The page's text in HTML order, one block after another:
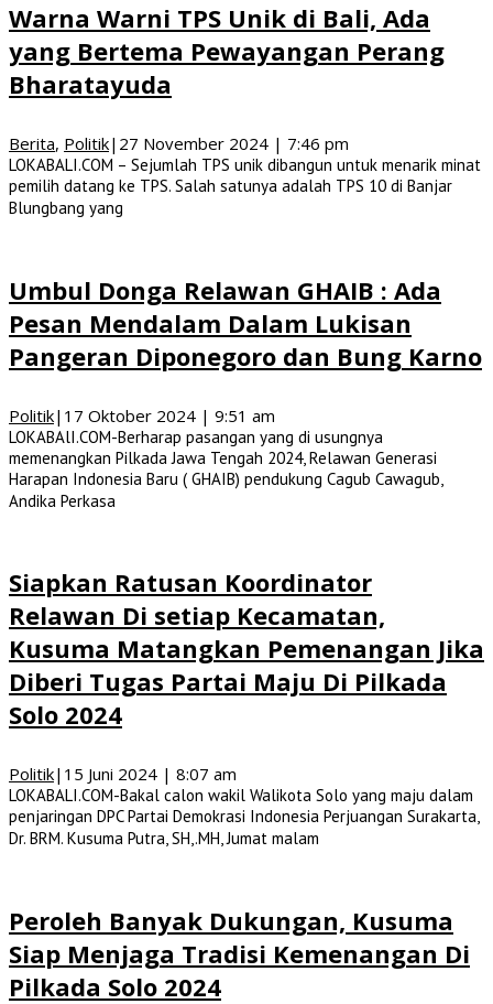
Warna Warni TPS Unik di Bali, Ada
yang Bertema Pewayangan Perang
Bharatayuda
Berita, Politik| 27 November 2024 | 7:46 pm
LOKABALI.COM – Sejumlah TPS unik dibangun untuk menarik minat
pemilih datang ke TPS. Salah satunya adalah TPS 10 di Banjar
Blungbang yang
Umbul Donga Relawan GHAIB : Ada
Pesan Mendalam Dalam Lukisan
Pangeran Diponegoro dan Bung Karno
Politik| 17 Oktober 2024 | 9:51 am
LOKABAlI.COM-Berharap pasangan yang di usungnya
memenangkan Pilkada Jawa Tengah 2024, Relawan Generasi
Harapan Indonesia Baru ( GHAIB) pendukung Cagub Cawagub,
Andika Perkasa
Siapkan Ratusan Koordinator
Relawan Di setiap Kecamatan,
Kusuma Matangkan Pemenangan Jika
Diberi Tugas Partai Maju Di Pilkada
Solo 2024
Politik| 15 Juni 2024 | 8:07 am
LOKABALI.COM-Bakal calon wakil Walikota Solo yang maju dalam
penjaringan DPC Partai Demokrasi Indonesia Perjuangan Surakarta,
Dr. BRM. Kusuma Putra, SH,.MH, Jumat malam
Peroleh Banyak Dukungan, Kusuma
Siap Menjaga Tradisi Kemenangan Di
Pilkada Solo 2024